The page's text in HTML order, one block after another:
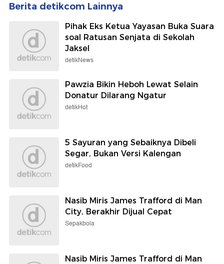
Berita detikcom Lainnya
Pihak Eks Ketua Yayasan Buka Suara
soal Ratusan Senjata di Sekolah
Jaksel
detikNews
Pawzia Bikin Heboh Lewat Selain
Donatur Dilarang Ngatur
detikHot
5 Sayuran yang Sebaiknya Dibeli
Segar, Bukan Versi Kalengan
detikFood
Nasib Miris James Trafford di Man
City, Berakhir Dijual Cepat
Sepakbola
Nasib Miris James Trafford di Man